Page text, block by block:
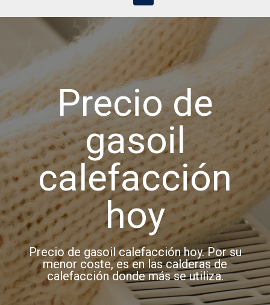
Precio de
gasoil
calefacción
hoy
Precio de gasoil calefacción hoy. Por su
menor coste, es en las calderas de
calefacción donde más se utiliza.